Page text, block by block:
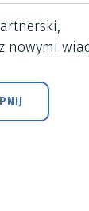
nowymi